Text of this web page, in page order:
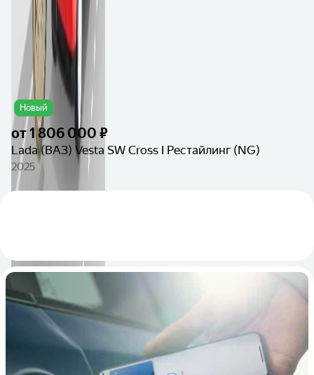
Новый
от1 806 000 ₽
Lada (ВАЗ) Vesta SW Cross I Рестайлинг (NG)
2025